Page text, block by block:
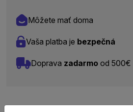
Môžete mať doma
Vaša platba je bezpečná
Doprava zadarmo od 500€